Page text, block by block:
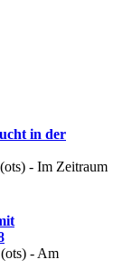
in der
- Im Zeitraum
- Am